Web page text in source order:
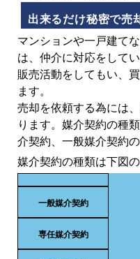
出来るだけ秘密で売
マンションや一戸建て
は、仲介に対応をして
販売活動をしてもい、
ます。
売却を依頼する為には
ります。媒介契約の種
介契約、一般媒介契約
媒介契約の種類は下図
一般媒介契約
専任媒介契約